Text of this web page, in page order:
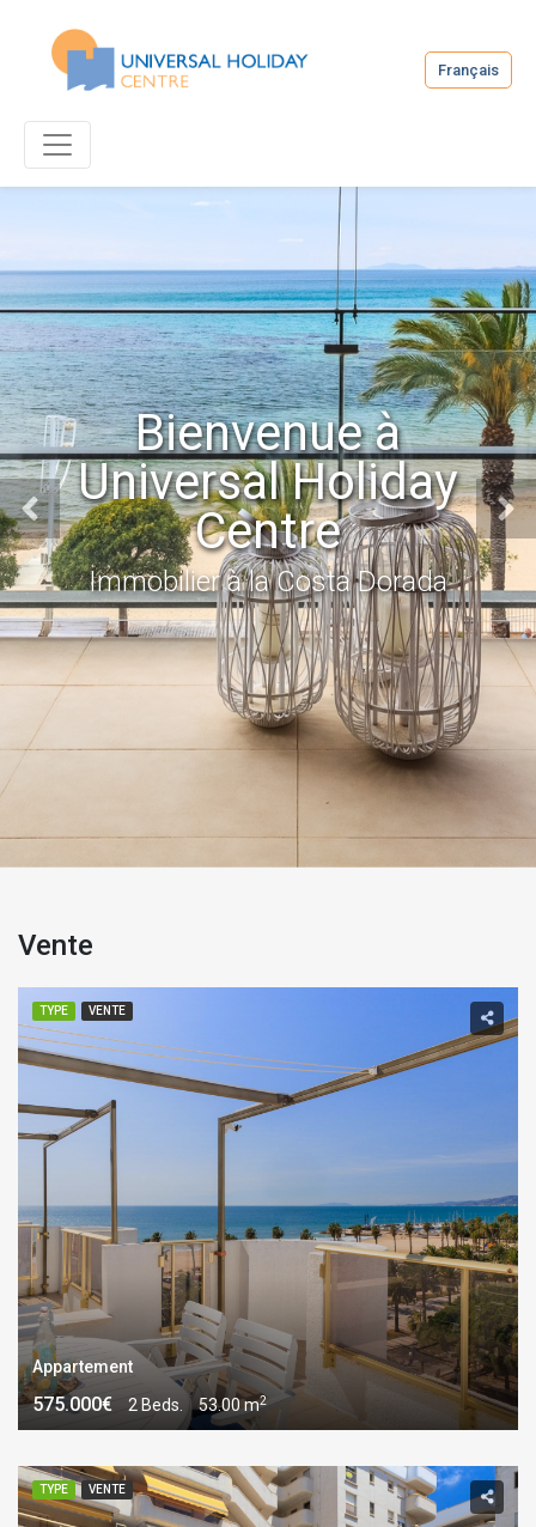
Français
Bienvenue à
Universal Holiday
Centre
Immobilier à la Costa Dorada
Vente
TYPE VENTE
Appartement
575.000€ 2 Beds. 53.00 m2
TYPE VENTE